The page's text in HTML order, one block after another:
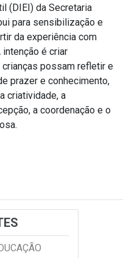
(DIEI) da Secretaria
para sensibilização e
da experiência com
é criar
possam refletir e
prazer e conhecimento,
criatividade, a
a coordenação e o